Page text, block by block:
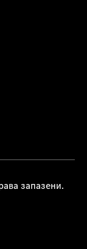
запазени.